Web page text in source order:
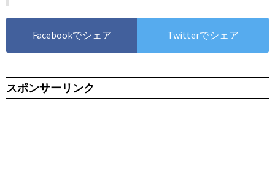
Facebookでシェア Twitterでシェア
スポンサーリンク